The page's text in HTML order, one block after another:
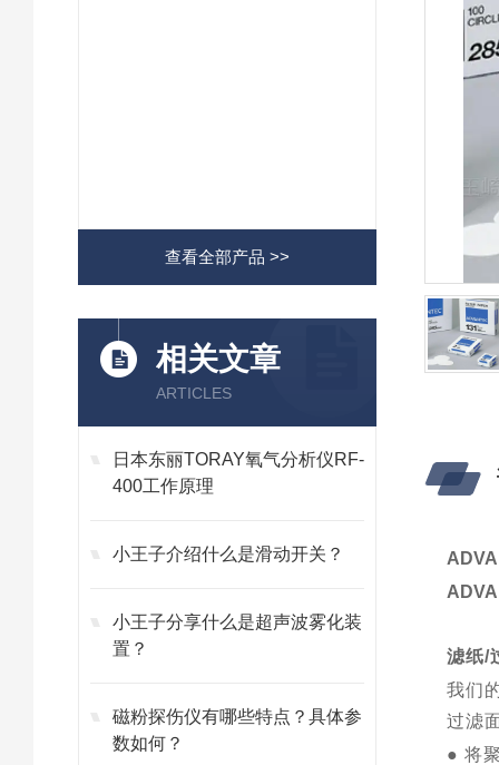
查看全部产品 >>
相关文章
ARTICLES
日本东丽TORAY氧气分析仪RF-
400工作原理
小王子介绍什么是滑动开关？
小王子分享什么是超声波雾化装
置？
磁粉探伤仪有哪些特点？具体参
数如何？
滤纸/
我们
过滤
● 将